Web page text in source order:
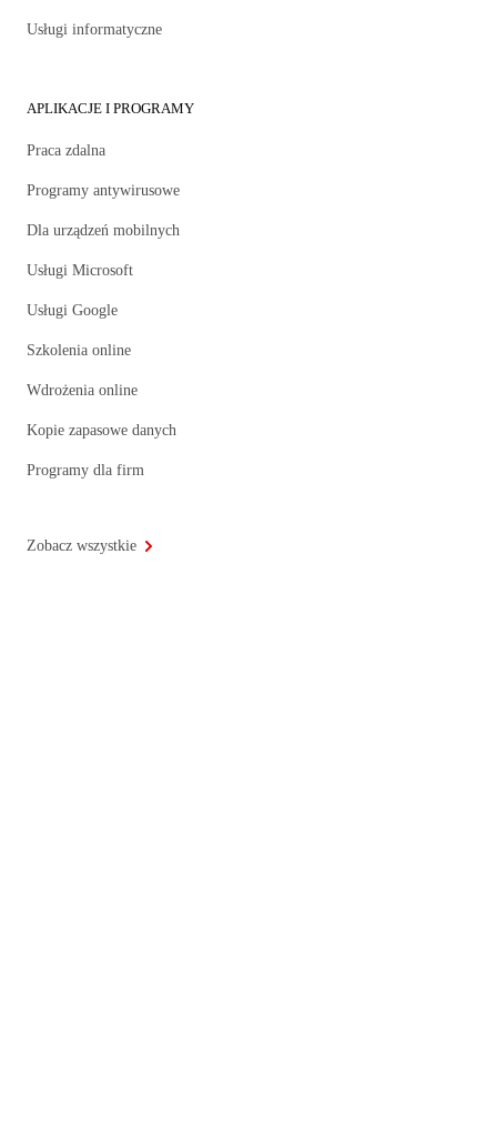
Usługi informatyczne
APLIKACJE I PROGRAMY
Praca zdalna
Programy antywirusowe
Dla urządzeń mobilnych
Usługi Microsoft
Usługi Google
Szkolenia online
Wdrożenia online
Kopie zapasowe danych
Programy dla firm
Zobacz wszystkie